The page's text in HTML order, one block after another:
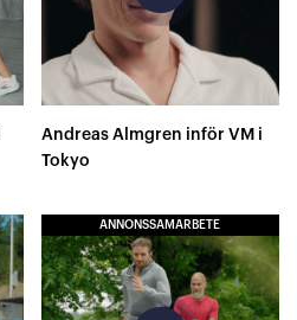
Andreas Almgren inför VM i
Tokyo
ANNONSSAMARBETE